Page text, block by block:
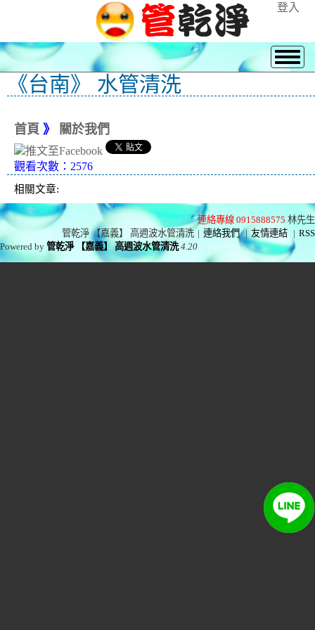
登入
《台南》 水管清洗
首頁 》 關於我們
觀看次數：2576
相關文章:
連絡專線 0915888575 林先生
管乾淨 【嘉義】 高週波水管清洗 | 連絡我們 | 友情連結 | RSS
Powered by管乾淨 【嘉義】 高週波水管清洗 4.20